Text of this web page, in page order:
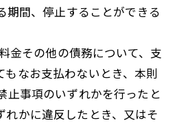
期間、停止することができる
金その他の債務について、支
もなお支払わないとき、本則
止事項のいずれかを行ったと
れかに違反したとき、又はそ